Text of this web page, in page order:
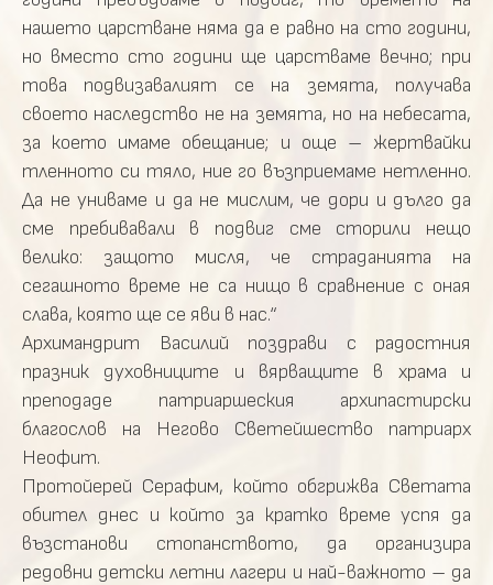
нашето царстване няма да е равно на сто години,
но вместо сто години ще царстваме вечно; при
това подвизавалият се на земята, получава
своето наследство не на земята, но на небесата,
за което имаме обещание; и още – жертвайки
тленното си тяло, ние го възприемаме нетленно.
Да не униваме и да не мислим, че дори и дълго да
сме пребивавали в подвиг сме сторили нещо
велико: защото мисля, че страданията на
сегашното време не са нищо в сравнение с оная
слава, която ще се яви в нас.“
Архимандрит Василий поздрави с радостния
празник духовниците и вярващите в храма и
преподаде патриаршеския архипастирски
благослов на Негово Светейшество патриарх
Неофит.
Протойерей Серафим, който обгрижва Светата
обител днес и който за кратко време успя да
възстанови стопанството, да организира
редовни детски летни лагери и най-важното – да